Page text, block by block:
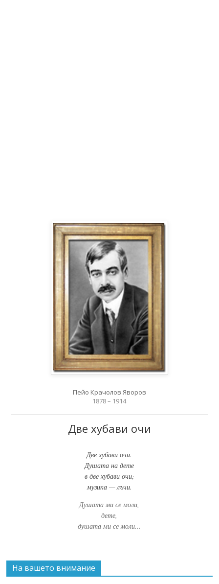
Пейо Крачолов Яворов
1878 – 1914
Две хубави очи
Две хубави очи.
Душата на дете
в две хубави очи;
музика — лъчи.
Душата ми се моли,
дете,
душата ми се моли...
На вашето внимание